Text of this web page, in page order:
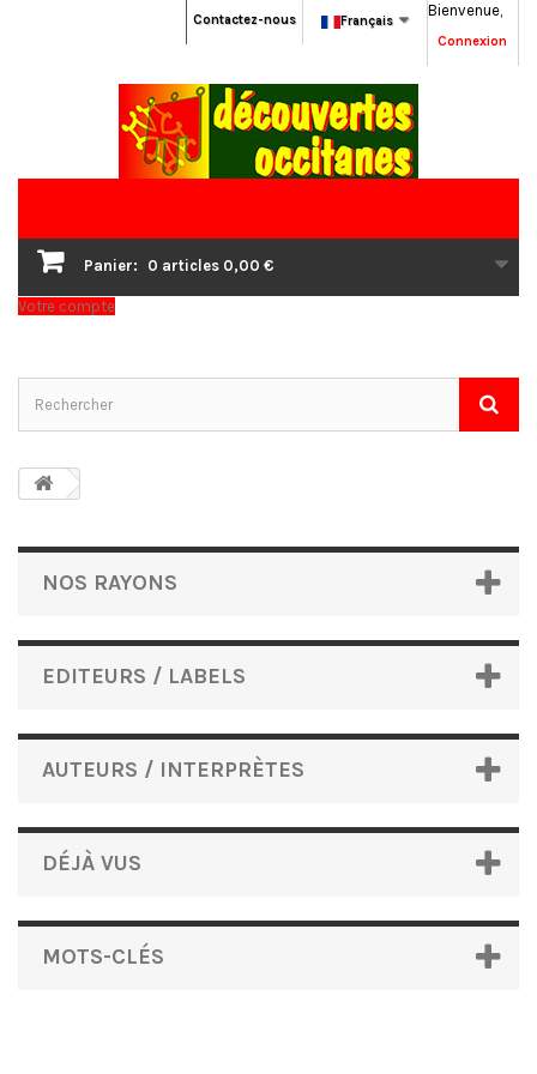
Bienvenue,
Connexion
Français
Contactez-nous
Panier: 0 articles 0,00 €
Votre compte
NOS RAYONS
EDITEURS / LABELS
AUTEURS / INTERPRÈTES
DÉJÀ VUS
MOTS-CLÉS